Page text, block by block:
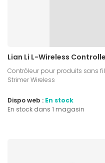
Lian Li L-Wireless
Contrôleur pour produits sans fil
Strimer Wireless
Dispo web : En stock
En stock dans 1 magasin